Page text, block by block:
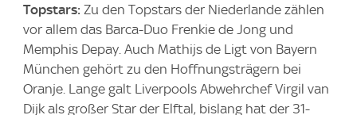
Topstars: Zu den Topstars der Niederlande zählen
vor allem das Barca-Duo Frenkie de Jong und
Memphis Depay. Auch Mathijs de Ligt von Bayern
München gehört zu den Hoffnungsträgern bei
Oranje. Lange galt Liverpools Abwehrchef Virgil van
Dijk als großer Star der Elftal, bislang hat der 31-